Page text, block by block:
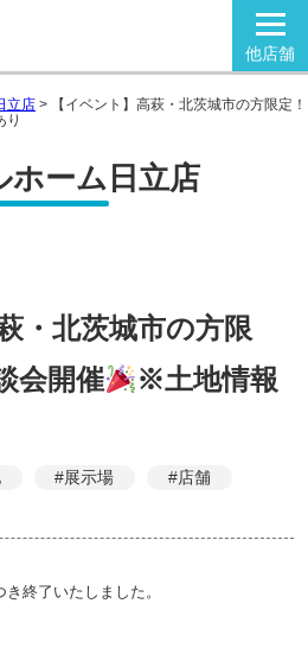
他店舗
立店 >
【イベント】高萩・北茨城市の方限定！
り
ホーム日立店
・北茨城市の方限
会開催
※土地情報
#展示場
#店舗
終了いたしました。